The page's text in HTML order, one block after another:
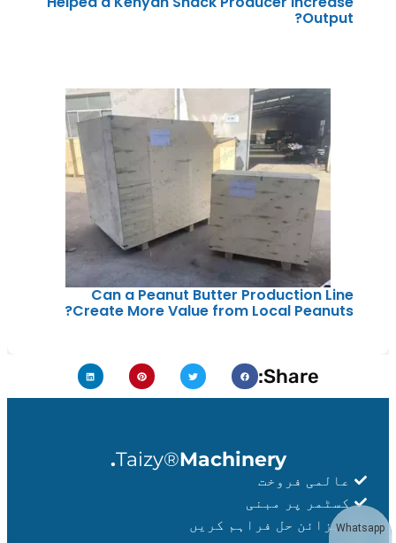
Output?
Can a Peanut Butter Production Line
Create More Value from Local Peanuts?
Share:
Taizy®Machinery.
عالمی فروخت
کسٹمر پر مبنی
ڈیزائن حل فراہم کریںWhatsapp